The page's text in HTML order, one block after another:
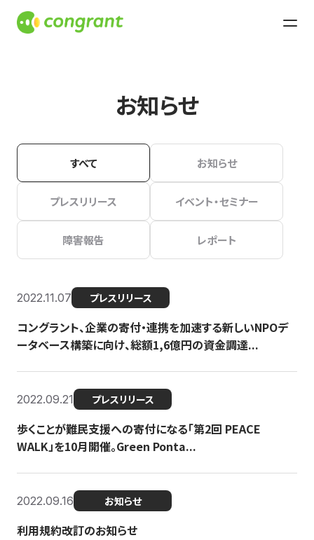
お知らせ
すべて お知らせ
プレスリリース イベント・セミナー
障害報告 レポート
2022.11.07 プレスリリース
コングラント、企業の寄付・連携を加速する新しいNPOデ
ータベース構築に向け、総額1,6億円の資金調達...
2022.09.21 プレスリリース
歩くことが難民支援への寄付になる「第2回 PEACE
WALK」を10月開催。Green Ponta...
2022.09.16 お知らせ
利用規約改訂のお知らせ